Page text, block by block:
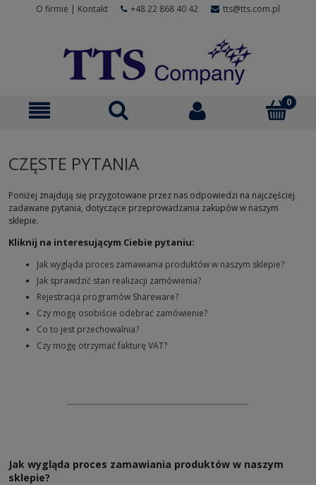
O firmie | Kontakt +48 22 868 40 42 tts@tts.com.pl
CZĘSTE PYTANIA
Poniżej znajdują się przygotowane przez nas odpowiedzi na najczęściej
zadawane pytania, dotyczące przeprowadzania zakupów w naszym
sklepie.
Kliknij na interesującym Ciebie pytaniu:
Jak wygląda proces zamawiania produktów w naszym sklepie?
Jak sprawdzić stan realizacji zamówienia?
Rejestracja programów Shareware?
Czy mogę osobiście odebrać zamówienie?
Co to jest przechowalnia?
Czy mogę otrzymać fakturę VAT?
Jak wygląda proces zamawiania produktów w naszym
sklepie?